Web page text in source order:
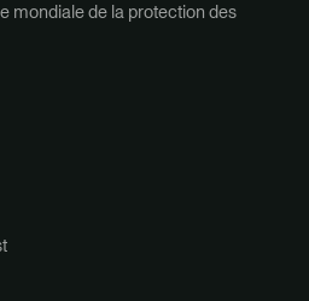
mondiale de la protection des